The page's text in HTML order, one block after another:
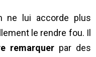
ne lui accorde plus
le rendre fou. Il
remarquerpar des